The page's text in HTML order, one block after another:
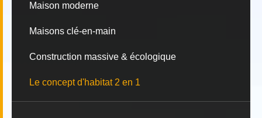
Réalisations
Maison moderne
Maisons clé-en-main
Construction massive & écologique
Le concept d'habitat 2 en 1